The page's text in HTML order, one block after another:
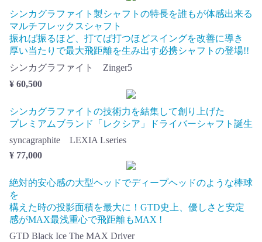
シンカグラファイト製シャフトの特長を誰もが体感出来る
マルチフレックスシャフト
振れば振るほど、打てば打つほどスイングを改善に導き
厚い当たりで最大飛距離を生み出す必携シャフトの登場!!
シンカグラファイト Zinger5
¥ 60,500
シンカグラファイトの技術力を結集して創り上げた
プレミアムブランド「レクシア」ドライバーシャフト誕生
syncagraphite LEXIA Lseries
¥ 77,000
絶対的安心感の大型ヘッドでディープヘッドのような棒球
を
構えた時の投影面積を最大に！GTD史上、優しさと安定
感がMAX最浅重心で飛距離もMAX !
GTD Black Ice The MAX Driver